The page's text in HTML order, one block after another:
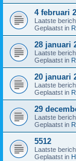
4 februari
Laatste
Geplaatst in
28 januari
Laatste
Geplaatst in
20 januari
Laatste
Geplaatst in
29
Laatste
Geplaatst in
5512
Laatste
Geplaatst in